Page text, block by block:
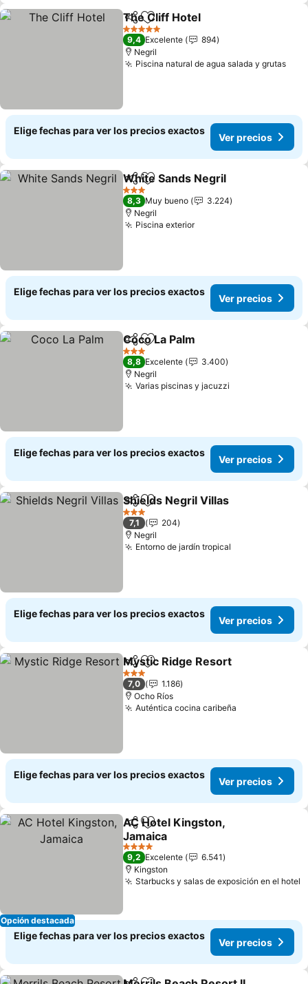
CompartirAgregar a favoritos
The Cliff Hotel
5 Estrellas
9,4 Excelente
894
Negril
Piscina natural de agua salada y grutasVer
Elige fechas para ver los precios exactos
Ver precios
CompartirAgregar a favoritos
White Sands Negril
3 Estrellas
8,3 Muy bueno
3.224
Negril
Piscina exteriorVer precios
Elige fechas para ver los precios exactos
Ver precios
CompartirAgregar a favoritos
Coco La Palm
3 Estrellas
8,8 Excelente
3.400
Negril
Varias piscinas y jacuzzi
Elige fechas para ver los precios exactos
Ver precios
CompartirAgregar a favoritos
Shields Negril Villas
3 Estrellas
7,1
204
Negril
Entorno de jardín tropical
Elige fechas para ver los precios exactos
Ver precios
CompartirAgregar a favoritos
Mystic Ridge Resort
3 Estrellas
7,0
1.186
Ocho Ríos
Auténtica cocina caribeña
Elige fechas para ver los precios exactos
Ver precios
Opción destacada
CompartirAgregar a favoritos
AC Hotel Kingston,
Jamaica
Ver precios
4 Estrellas
9,2 Excelente
6.541
Kingston
Starbucks y salas de exposición en el hotel
Elige fechas para ver los precios exactos
Ver precios